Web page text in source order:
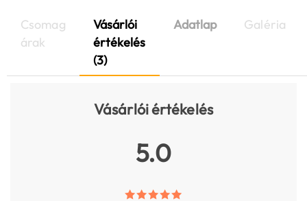
Csomag
árak
Vásárlói
értékelés
(3)
Adatlap Galéria
Vásárlói értékelés
5.0